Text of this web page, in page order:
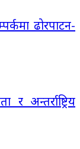
ढोरपाटन-
अन्तर्राष्ट्रिय